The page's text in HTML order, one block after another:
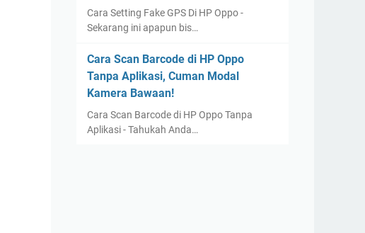
Cara Setting Fake GPS Di HP Oppo -
Sekarang ini apapun bis…
Cara Scan Barcode di HP Oppo
Tanpa Aplikasi, Cuman Modal
Kamera Bawaan!
Cara Scan Barcode di HP Oppo Tanpa
Aplikasi - Tahukah Anda…